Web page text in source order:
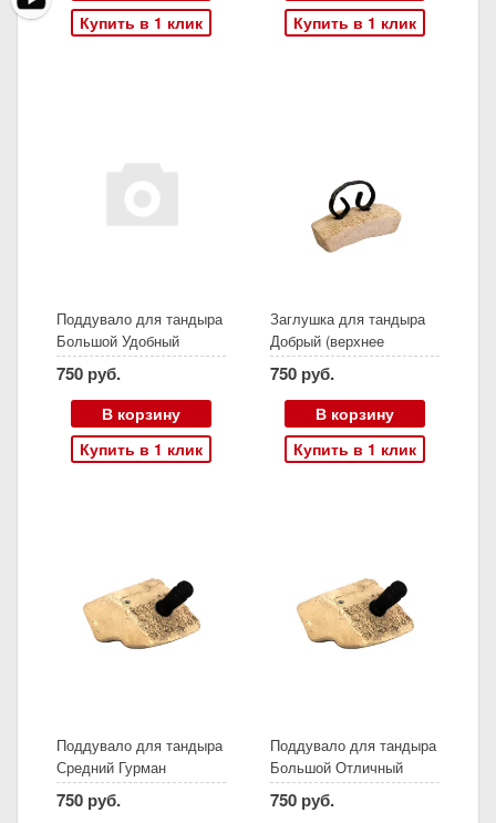
Купить в 1 клик
Купить в 1 клик
Поддувало для тандыра
Большой Удобный
750 руб.
В корзину
Купить в 1 клик
Заглушка для тандыра
Добрый (верхнее
поддувало)
750 руб.
В корзину
Купить в 1 клик
Поддувало для тандыра
Средний Гурман
750 руб.
Поддувало для тандыра
Большой Отличный
750 руб.